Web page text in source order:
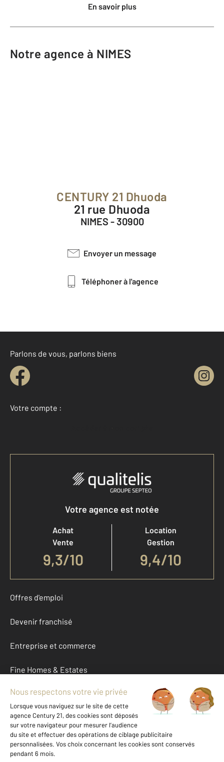
En savoir plus
Notre agence à NIMES
CENTURY 21 Dhuoda
21 rue Dhuoda
NIMES - 30900
Envoyer un message
Téléphoner à l'agence
Parlons de vous, parlons biens
Votre compte :
Accéder à mon compte
Votre agence est notée
Achat
Vente
9,3/10
Location
Gestion
9,4/10
Offres d'emploi
Devenir franchisé
Entreprise et commerce
Fine Homes & Estates
À propos
International
Nous contacter